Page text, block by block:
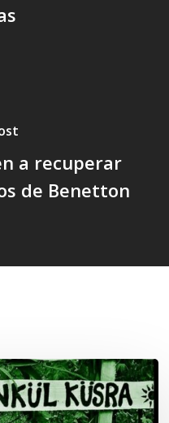
a recuperar
de Benetton